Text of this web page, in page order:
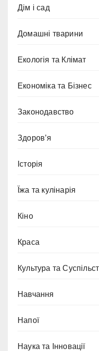
Дім і сад
Домашні тварини
Екологія та Клімат
Економіка та Бізнес
Законодавство
Здоров’я
Історія
Їжа та кулінарія
Кіно
Краса
Культура та
Навчання
Напої
Наука та Інновації